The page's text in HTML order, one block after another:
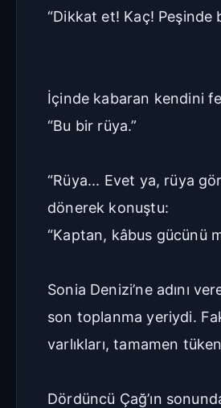
“Dikkat et! Kaç! Peşinde
İçinde kabaran kendini
“Bu bir rüya.”
“Rüya... Evet ya, rüya
dönerek konuştu:
“Kaptan, kâbus gücünü
Sonia Denizi’ne adını
son toplanma yeriydi.
varlıkları, tamamen
Dördüncü Çağ’ın